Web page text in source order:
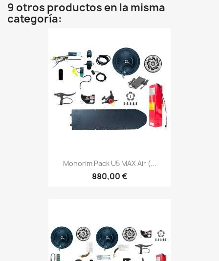
9 otros productos en la misma
categoría:
Monorim Pack U5 MAX Air (...
880,00 €